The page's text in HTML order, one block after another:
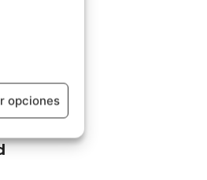
opciones